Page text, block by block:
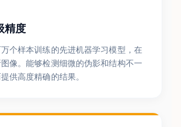
精度
个样本训练的先进机器学习模型，在
像。能够检测细微的伪影和结构不一
供高度精确的结果。